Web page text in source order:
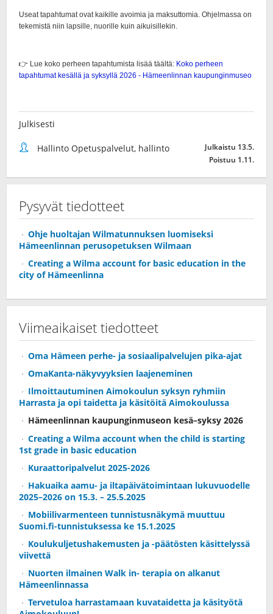
Julkisesti
Hallinto Opetuspalvelut, hallinto
Julkaistu 13.5.
Poistuu 1.11.
Pysyvät tiedotteet
Ohje huoltajan Wilmatunnuksen luomiseksi
Hämeenlinnan perusopetuksen Wilmaan
Creating a Wilma account for basic education in the
city of Hämeenlinna
Viimeaikaiset tiedotteet
Oma Hämeen perhe- ja sosiaalipalvelujen pika-ajat
OmaKanta-näkyvyyksien laajeneminen
Ilmoittautuminen Aimokoulun syksyn ryhmiin
Harrasta ja opi taidetta ja käsitöitä Aimokoulussa
Hämeenlinnan kaupunginmuseon kesä–syksy 2026
Creating a Wilma account when the child is starting
1st grade in basic education
Kuraattoripalvelut 2025-2026
Hakuaika aamu- ja iltapäivätoimintaan lukuvuodelle
2025–2026 on 15.3. – 25.5.2025
Mobiilivarmenteen tunnistusnäkymä muuttuu
Suomi.fi-tunnistuksessa ke 15.1.2025
Koulukuljetushakemusten ja -päätösten käsittelyssä
viivettä
Nuorten ilmainen Walk in- terapia on alkanut
Hämeenlinnassa
Tervetuloa harrastamaan kuvataidetta ja käsityötä